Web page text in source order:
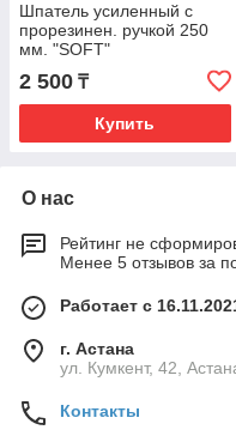
Шпатель усиленный с
прорезинен. ручкой 250
мм. "SOFT"
2 500 ₸
Купить
О нас
Рейтинг не
Менее 5 отзывов за
Работает с
г. Астана
ул. Кумкент, 42,
Контакты